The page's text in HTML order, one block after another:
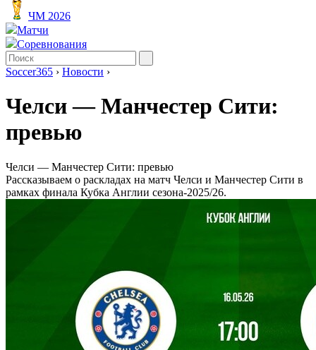
ЧМ 2026
Матчи
Соревнования
Soccer365 › Новости ›
Челси ― Манчестер Сити:
превью
Челси ― Манчестер Сити: превью
Рассказываем о раскладах на матч Челси и Манчестер Сити в
рамках финала Кубка Англии сезона-2025/26.